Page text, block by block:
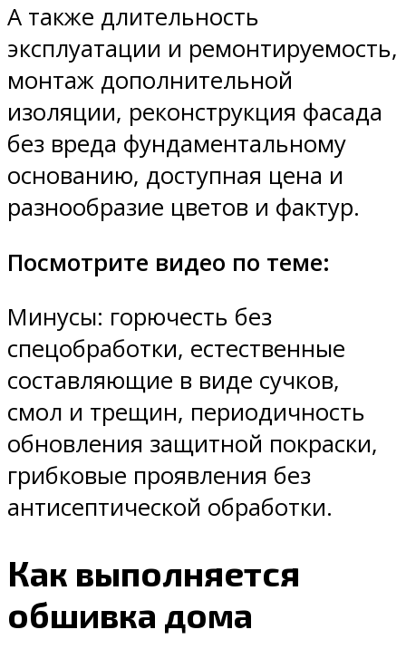
А также длительность
эксплуатации и ремонтируемость,
монтаж дополнительной
изоляции, реконструкция фасада
без вреда фундаментальному
основанию, доступная цена и
разнообразие цветов и фактур.
Посмотрите видео по теме:
Минусы: горючесть без
спецобработки, естественные
составляющие в виде сучков,
смол и трещин, периодичность
обновления защитной покраски,
грибковые проявления без
антисептической обработки.
Как выполняется
обшивка дома